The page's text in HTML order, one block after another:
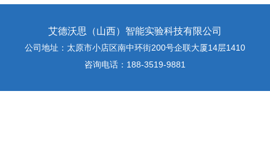
艾德沃思（山西）智能实验科技有限公司
公司地址：太原市小店区南中环街200号企联大厦14层1410
咨询电话：188-3519-9881